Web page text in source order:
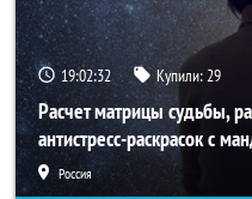
19:02:30 Купили:29
Расчет матрицы судьбы,
антистресс-раскрасок с
Россия